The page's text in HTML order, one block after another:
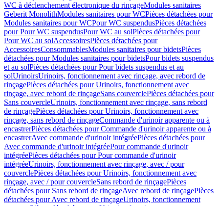
WC à déclenchement électronique du rinçageModules sanitaires
Geberit MonolithModules sanitaires pour WCPièces détachées pour
Modules sanitaires pour WCPour WC suspendusPièces détachées
pour Pour WC suspendusPour WC au solPièces détachées pour
Pour WC au solAccessoiresPièces détachées pour
AccessoiresConsommablesModules sanitaires pour bidetsPièces
détachées pour Modules sanitaires pour bidetsPour bidets suspendus
et au solPièces détachées pour Pour bidets suspendus et au
solUrinoirsUrinoirs, fonctionnement avec rinçage, avec rebord de
rinçagePièces détachées pour Urinoirs, fonctionnement avec
rinçage, avec rebord de rinçageSans couverclePièces détachées pour
Sans couvercleUrinoirs, fonctionnement avec rinçage, sans rebord
de rinçagePièces détachées pour Urinoirs, fonctionnement avec
rinçage, sans rebord de rinçageCommande d'urinoir apparente ou à
encastrerPièces détachées pour Commande d'urinoir apparente ou à
encastrerAvec commande d'urinoir intégréePièces détachées pour
Avec commande d'urinoir intégréePour commande d'urinoir
intégréePièces détachées pour Pour commande d'urinoir
intégréeUrinoirs, fonctionnement avec rinçage, avec / pour
couverclePièces détachées pour Urinoirs, fonctionnement avec
rinçage, avec / pour couvercleSans rebord de rinçagePièces
détachées pour Sans rebord de rinçageAvec rebord de rinçagePièces
détachées pour Avec rebord de rinçageUrinoirs, fonctionnement